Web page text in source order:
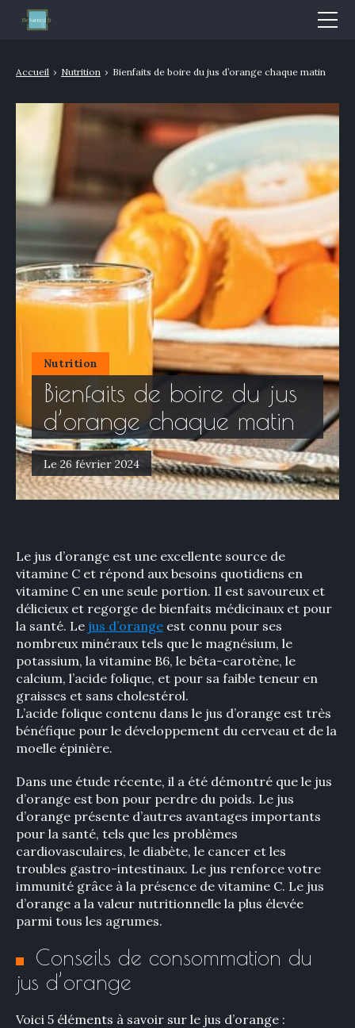
Nutrition
Bienfaits de boire du jus
d’orange chaque matin
Le 26 février 2024
Accueil › Nutrition › Bienfaits de boire du jus d’orange chaque matin
Le jus d’orange est une excellente source de
vitamine C et répond aux besoins quotidiens en
vitamine C en une seule portion. Il est savoureux et
délicieux et regorge de bienfaits médicinaux et pour
la santé. Le jus d’orange est connu pour ses
nombreux minéraux tels que le magnésium, le
potassium, la vitamine B6, le bêta-carotène, le
calcium, l’acide folique, et pour sa faible teneur en
graisses et sans cholestérol.
L’acide folique contenu dans le jus d’orange est très
bénéfique pour le développement du cerveau et de la
moelle épinière.
Dans une étude récente, il a été démontré que le jus
d’orange est bon pour perdre du poids. Le jus
d’orange présente d’autres avantages importants
pour la santé, tels que les problèmes
cardiovasculaires, le diabète, le cancer et les
troubles gastro-intestinaux. Le jus renforce votre
immunité grâce à la présence de vitamine C. Le jus
d’orange a la valeur nutritionnelle la plus élevée
parmi tous les agrumes.
Conseils de consommation du
jus d’orange
Voici 5 éléments à savoir sur le jus d’orange :
Nutrition
Bio/Naturel
GLOSSAIRE